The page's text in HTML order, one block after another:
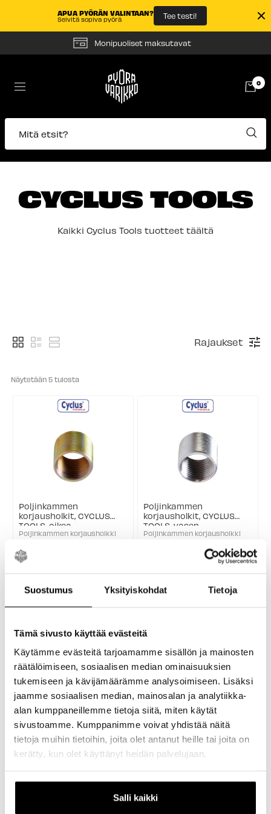
Suostumus Yksityiskohdat Tietoja
Tämä sivusto käyttää evästeitä
Käytämme evästeitä tarjoamamme sisällön ja mainosten
räätälöimiseen, sosiaalisen median ominaisuuksien
tukemiseen ja kävijämäärämme analysoimiseen. Lisäksi
jaamme sosiaalisen median, mainosalan ja analytiikka-
alan kumppaneillemme tietoja siitä, miten käytät
sivustoamme. Kumppanimme voivat yhdistää näitä
tietoja muihin tietoihin, joita olet antanut heille tai joita on
kerätty, kun olet käyttänyt heidän palvelujaan.
Salli kaikki
APUA PYÖRÄN VALINTAAN?
Selvitä sopiva pyörä Tee testi!
Monipuoliset maksutavat
Navigaatio
Pyörävarikko
0
Mitä etsit?
CYCLUS TOOLS
Kaikki Cyclus Tools tuotteet täältä
Rajaukset
Näytetään 5 tulosta
Poljinkammen
korjausholkit, CYCLUS
TOOLS, oikea
Poljinkammen korjausholkki
Asennetaan Cyclus Tools
kierretyökaluilla 62414 Sisältää
5,90 €
Poljinkammen
korjausholkit, CYCLUS
TOOLS, vasen
Poljinkammen korjausholkki
Asennetaan Cyclus Tools
kierretyökaluilla 62414 Sisältää
Cyclus Tools Shimano
Kasettikeskiön
Ulosvetäjä
Käy myös octalink + isis.
11,95 €
★★★★★
Rating: 5 out of 5 stars
Cyclus Tools Kammen
Ulosvetäjä
Cyclus Tools Kammen
Ulosvetäjä on suunniteltu
erityisesti nelikanttikampien
turvalliseen ja tehokkaaseen
irrotukseen. Sen kestävä
14,95 €